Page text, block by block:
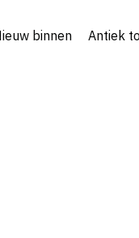
binnen Antiek